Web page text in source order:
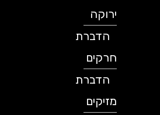
ירוקה
הדברת
חרקים
הדברת
מזיקים